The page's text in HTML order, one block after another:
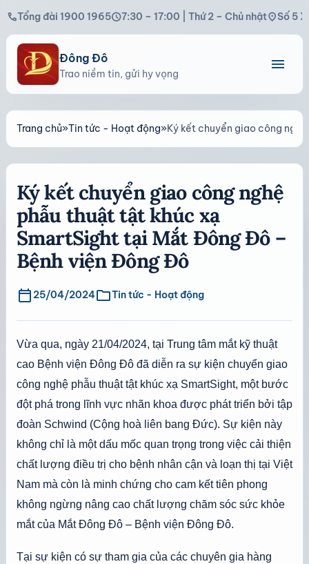
callTổng đài 1900 1965schedule7:30 – 17:00 | Thứ 2 – Chủ nhậtlocation_onSố 5
Đông Đô
Trao niềm tin, gửi hy vọng menu
Trang chủ»Tin tức - Hoạt động»Ký kết chuyển giao công
Ký kết chuyển giao công nghệ
phẫu thuật tật khúc xạ
SmartSight tại Mắt Đông Đô –
Bệnh viện Đông Đô
calendar_today 25/04/2024folderTin tức - Hoạt động
Vừa qua, ngày 21/04/2024, tại Trung tâm mắt kỹ thuật
cao Bệnh viện Đông Đô đã diễn ra sự kiện chuyển giao
công nghệ phẫu thuật tật khúc xạ SmartSight, một bước
đột phá trong lĩnh vực nhãn khoa được phát triển bởi tập
đoàn Schwind (Cộng hoà liên bang Đức). Sự kiện này
không chỉ là một dấu mốc quan trọng trong việc cải thiện
chất lượng điều trị cho bệnh nhân cận và loạn thị tại Việt
Nam mà còn là minh chứng cho cam kết tiên phong
không ngừng nâng cao chất lượng chăm sóc sức khỏe
mắt của Mắt Đông Đô – Bệnh viện Đông Đô.
Tại sự kiện có sự tham gia của các chuyên gia hàng